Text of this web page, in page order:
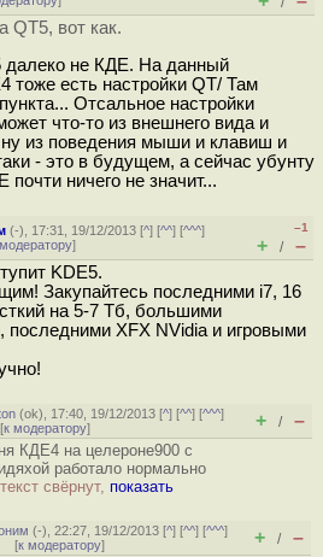
QT5, вот как.
далеко не КДЕ. На данный
тоже есть настройки QT/ Там
Отсальное настройки
что-то из внешнего вида и
ну из поведения мыши и клавиш и
- это в будущем, а сейчас убунту
почти ничего не значит...
(-), 17:31, 19/12/2013 [^] [^^] [^^^]
]
–1
+ / –
KDE5.
Закупайтесь последними i7, 16
на 5-7 Тб, большими
последними XFX NVidia и игровыми
(ok), 17:40, 19/12/2013 [^] [^^] [^^^]
к модератору] + / –
КДЕ4 на целероне900 с
работало нормально
текст свёрнут, показать
(-), 22:27, 19/12/2013 [^] [^^] [^^^]
[к модератору] + / –